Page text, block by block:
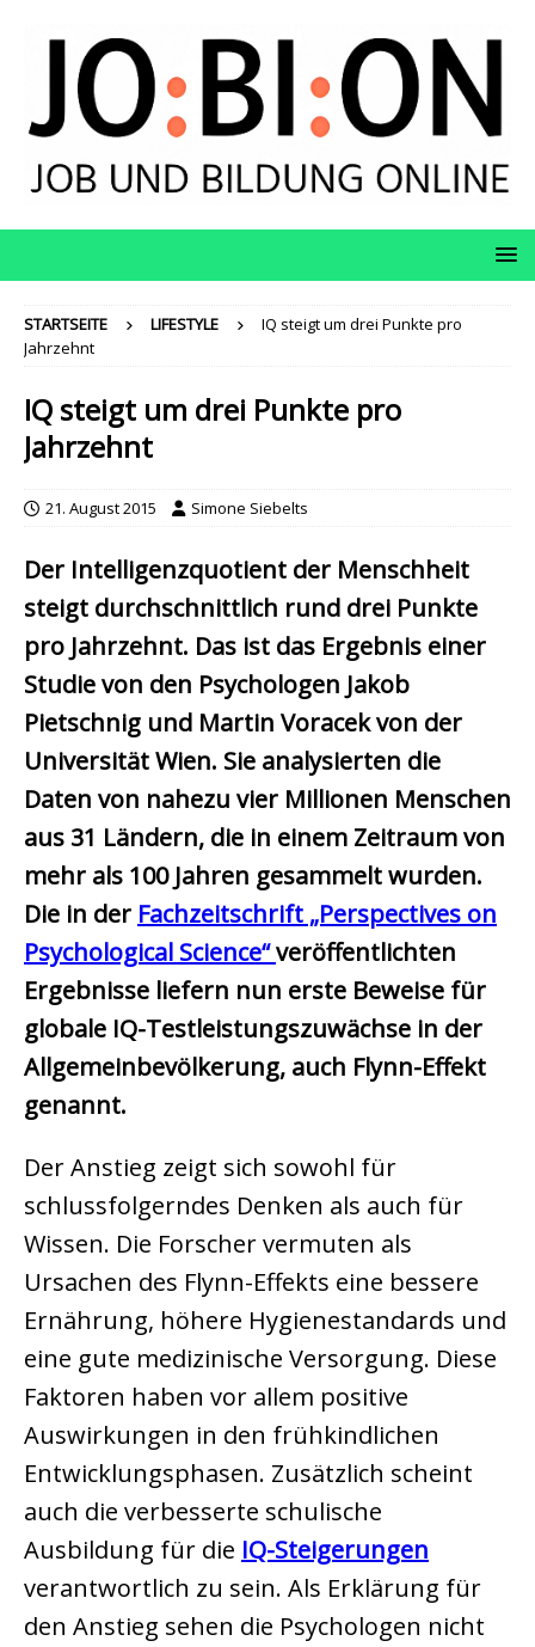
STARTSEITE LIFESTYLE
IQ steigt um drei Punkte pro
Jahrzehnt
IQ steigt um drei Punkte pro
Jahrzehnt
21. August 2015 Simone Siebelts
Der Intelligenzquotient der Menschheit
steigt durchschnittlich rund drei Punkte
pro Jahrzehnt. Das ist das Ergebnis einer
Studie von den Psychologen Jakob
Pietschnig und Martin Voracek von der
Universität Wien. Sie analysierten die
Daten von nahezu vier Millionen Menschen
aus 31 Ländern, die in einem Zeitraum von
mehr als 100 Jahren gesammelt wurden.
Die in der Fachzeitschrift „Perspectives on
Psychological Science“veröffentlichten
Ergebnisse liefern nun erste Beweise für
globale IQ-Testleistungszuwächse in der
Allgemeinbevölkerung, auch Flynn-Effekt
genannt.
Der Anstieg zeigt sich sowohl für
schlussfolgerndes Denken als auch für
Wissen. Die Forscher vermuten als
Ursachen des Flynn-Effekts eine bessere
Ernährung, höhere Hygienestandards und
eine gute medizinische Versorgung. Diese
Faktoren haben vor allem positive
Auswirkungen in den frühkindlichen
Entwicklungsphasen. Zusätzlich scheint
auch die verbesserte schulische
Ausbildung für die IQ-Steigerungen
verantwortlich zu sein. Als Erklärung für
den Anstieg sehen die Psychologen nicht